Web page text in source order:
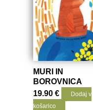
MURI IN
BOROVNICA
19.90€
Dodaj v
košarico